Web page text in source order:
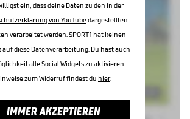
ein, dass deine Daten zu den in der
von YouTubedargestellten
verarbeitet werden. SPORT1 hat keinen
auf diese Datenverarbeitung. Du hast auch
alle Social Widgets zu aktivieren.
zum Widerruf findest du hier.
IMMER AKZEPTIEREN